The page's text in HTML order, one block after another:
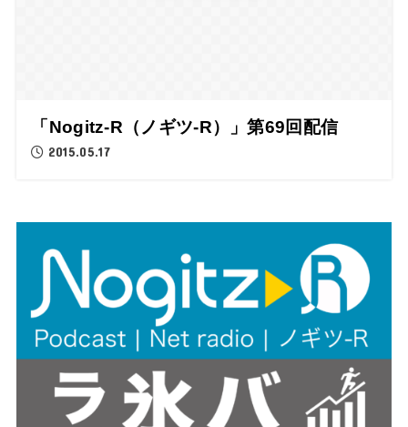
「Nogitz-R（ノギツ-R）」第69回配信
2015.05.17